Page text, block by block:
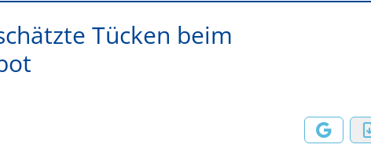
Tücken beim